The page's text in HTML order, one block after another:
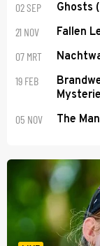
02 SEP Ghosts
21 NOV Fallen
07 MRT
19 FEB
05 NOV The